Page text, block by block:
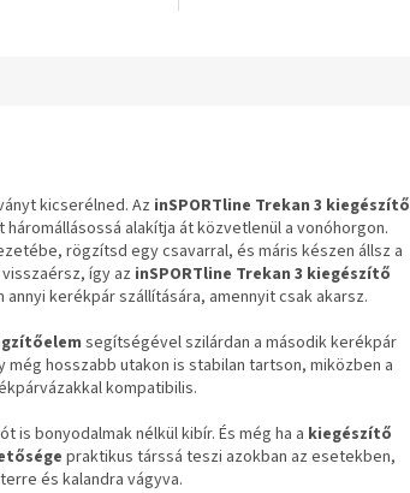
kicserélned. Az inSPORTline Trekan 3 kiegészítő
alakítja át közvetlenül a vonóhorgon.
rögzítsd egy csavarral, és máris készen állsz a
így az inSPORTline Trekan 3 kiegészítő
kerékpár szállítására, amennyit csak akarsz.
segítségével szilárdan a második kerékpár
hosszabb utakon is stabilan tartson, miközben a
kompatibilis.
is bonyodalmak nélkül kibír. És még ha a kiegészítő
praktikus társsá teszi azokban az esetekben,
és kalandra vágyva.